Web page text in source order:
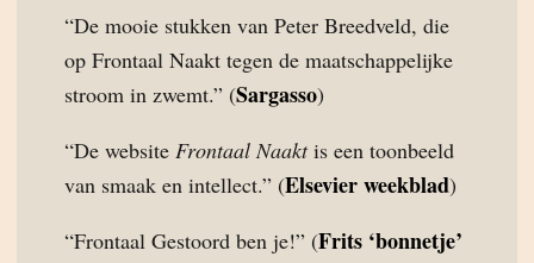
“De mooie stukken van Peter Breedveld, die
op Frontaal Naakt tegen de maatschappelijke
stroom in zwemt.” (Sargasso)
“De website Frontaal Naaktis een toonbeeld
van smaak en intellect.” (Elsevier weekblad)
“Frontaal Gestoord ben je!” (Frits ‘bonnetje’